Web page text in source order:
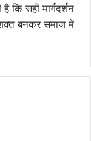
कि सही मार्गदर्शन
बनकर समाज में